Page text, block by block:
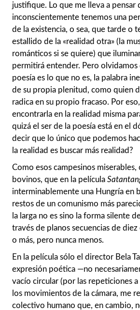
justifique. Lo que me lleva a pensar
inconscientemente tenemos una
de la existencia, o sea, que tarde o
estallido de la «realidad otra» (la
románticos si se quiere) que
permitirá entender. Pero
poesía es lo que no es, la palabra
de su propia plenitud, como quien
radica en su propio fracaso. Por
encontrarla en la realidad misma
quizá el ser de la poesía está en el
decir que lo único que podemos
la realidad es buscar más realidad?
Como esos campesinos miserables,
bovinos, que en la película
interminablemente una Hungría en
restos de un comunismo más
la larga no es sino la forma silente
través de planos secuencias de
o más, pero nunca menos.
En la película sólo el director Bela
expresión poética —no
vacío circular (por las repeticiones
los movimientos de la cámara, me
colectivo humano que, en cambio,